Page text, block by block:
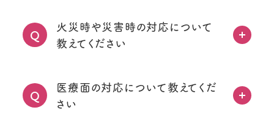
Q
火災時や災害時の対応について
教えてください
Q
医療面の対応について教えてくだ
さい